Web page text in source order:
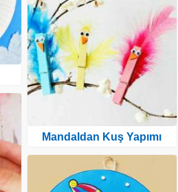
Mandaldan Kuş Yapımı